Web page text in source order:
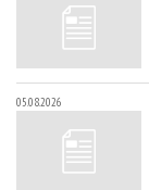
05.08.2026